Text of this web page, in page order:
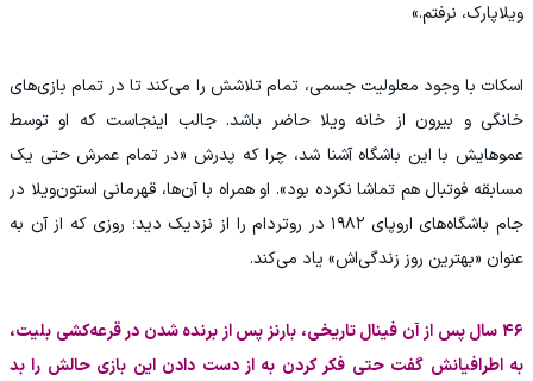
ویلاپارک، نرفتم.»
اسکات با وجود معلولیت جسمی، تمام تلاشش را می‌کند تا در تمام بازی‌های
خانگی و بیرون از خانه ویلا حاضر باشد. جالب اینجاست که او توسط
عموهایش با این باشگاه آشنا شد، چرا که پدرش «در تمام عمرش حتی یک
مسابقه فوتبال هم تماشا نکرده بود». او همراه با آن‌ها، قهرمانی استون‌ویلا در
جام باشگاه‌های اروپای ۱۹۸۲ در روتردام را از نزدیک دید؛ روزی که از آن به
عنوان «بهترین روز زندگی‌اش» یاد می‌کند.
۴۶ سال پس از آن فینال تاریخی، بارنز پس از برنده شدن در قرعه‌کشی بلیت،
به اطرافیانش گفت حتی فکر کردن به از دست دادن این بازی حالش را بد